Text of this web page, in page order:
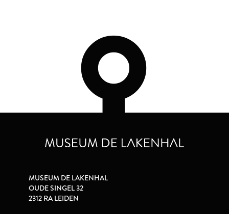
MUSEUM DE LAKENHAL
OUDE SINGEL 32
2312 RA LEIDEN